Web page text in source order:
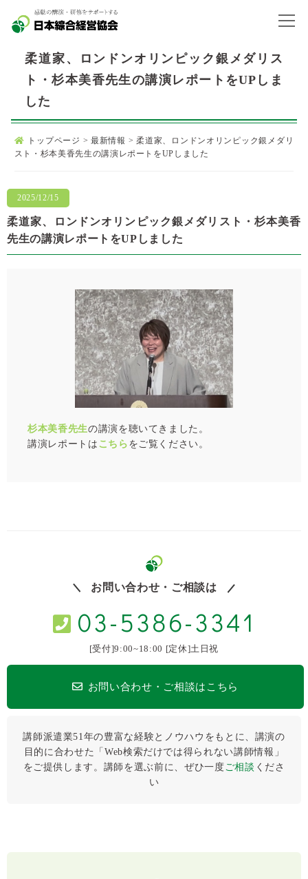
柔道家、ロンドンオリンピック銀メダリス
ト・杉本美香先生の講演レポートをUPしま
した
トップページ >最新情報 >柔道家、ロンドンオリンピック銀メダリ
スト・杉本美香先生の講演レポートをUPしました
柔道家、ロンドンオリンピック銀メダリスト・杉本美香
先生の講演レポートをUPしました
2025/12/15
杉本美香先生の講演を聴いてきました。
講演レポートは こちら をご覧ください。
お問い合わせ・ご相談は
03-5386-3341
[受付]9:00~18:00 [定休]土日祝
お問い合わせ・ご相談はこちら
講師派遣業51年の豊富な経験とノウハウをもとに、講演の
目的に合わせた「Web検索だけでは得られない講師情報」
をご提供します。講師を選ぶ前に、ぜひ⼀度ご相談 くださ
い